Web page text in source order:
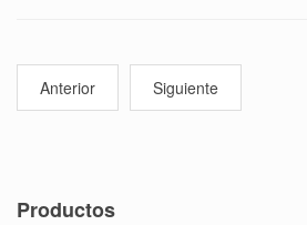
Anterior Siguiente
Productos